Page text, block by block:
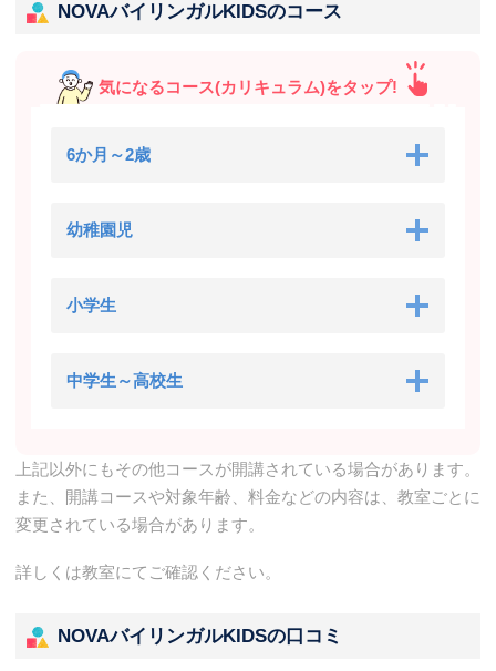
NOVAバイリンガルKIDSのコース
気になるコース(カリキュラム)をタップ!
6か月～2歳
幼稚園児
小学生
中学生～高校生
上記以外にもその他コースが開講されている場合があります。
また、開講コースや対象年齢、料金などの内容は、教室ごとに
変更されている場合があります。
詳しくは教室にてご確認ください。
NOVAバイリンガルKIDSの口コミ